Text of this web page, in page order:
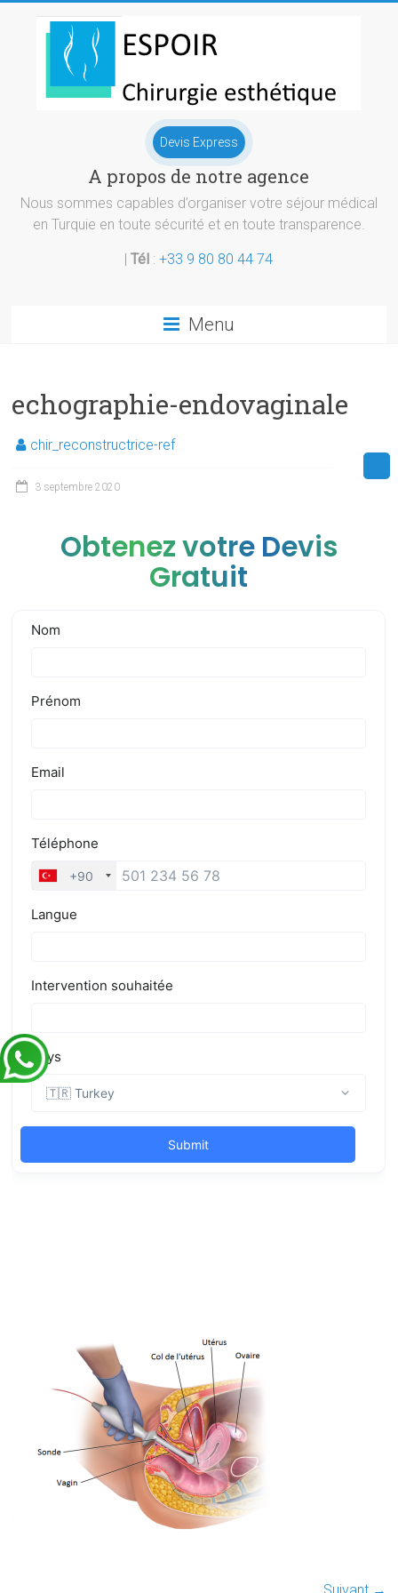
Chirurgie
esthetique
Turquie
Devis Express
A propos de notre agence
Nous sommes capables d’organiser votre séjour médical
en Turquie en toute sécurité et en toute transparence.
|Tél :+33 9 80 80 44 74
Menu
echographie-endovaginale
chir_reconstructrice-ref
3 septembre 2020
Obtenez votre Devis
Gratuit